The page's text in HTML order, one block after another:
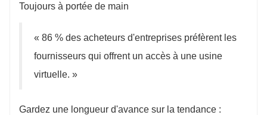
Toujours à portée de main
« 86 % des acheteurs d'entreprises préfèrent les
fournisseurs qui offrent un accès à une usine
virtuelle. »
Gardez une longueur d'avance sur la tendance :